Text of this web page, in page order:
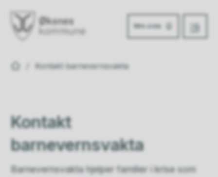
Min side
Meny
Du er her:Kontakt barnevernsvakta
Kontakt
barnevernsvakta
Barnevernsvakta hjelper familier i krise som